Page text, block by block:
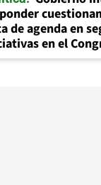
de agenda en
en el